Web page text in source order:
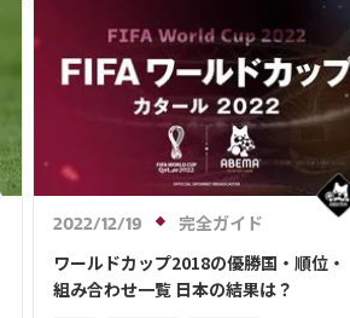
日本代表 ハリー・ケイン
2022/12/19
完全ガイド
ワールドカップ2018の優勝国・順位・
組み合わせ一覧 日本の結果は？